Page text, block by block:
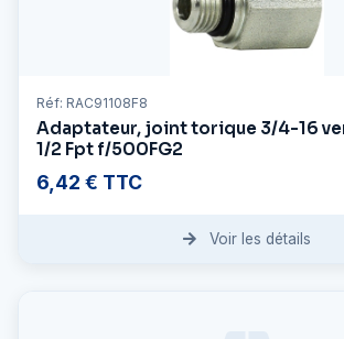
Réf: RAC91108F8
Adaptateur, joint torique 3/4-16
1/2 Fpt f/500FG2
6,42 € TTC
Voir les détails